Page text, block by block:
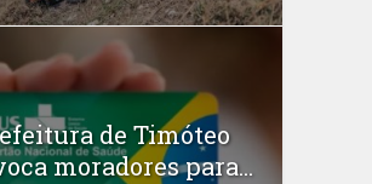
de Timóteo
moradores para...